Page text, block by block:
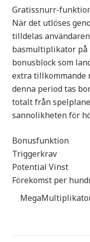
Gratissnurr-
När det utlöses
tilldelas
basmultiplikator på
bonusblock som
extra tillkommande
denna period tas
totalt från
sannolikheten för
Bonusfunktion
Triggerkrav
Potential Vinst
Förekomst per